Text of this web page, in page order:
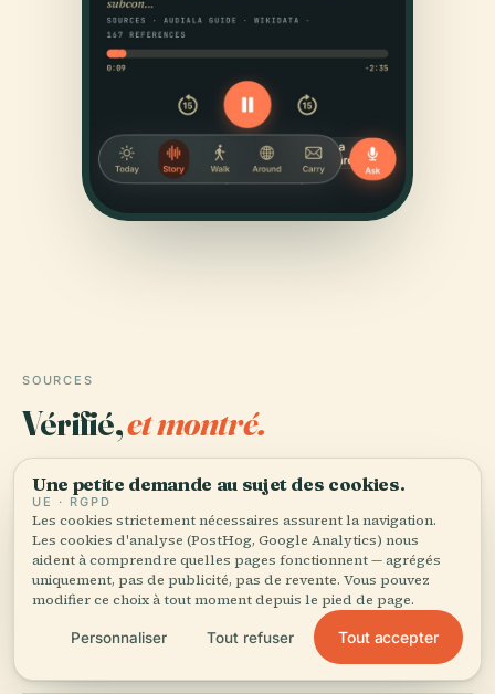
SOURCES
Vérifié,et montré.
Recherché et rédigé par l'équipe éditoriale d'Audiala à
partir d'archives historiques, d'archives architecturales
et de connaissances locales.
Dernière révision : April 2026
Kompas Article on Kedukan Bukit Inscription, 2021,
Une petite demande au sujet des cookies.
UE · RGPD
Les cookies strictement nécessaires assurent la navigation.
Les cookies d'analyse (PostHog, Google Analytics) nous
aident à comprendre quelles pages fonctionnent — agrégés
uniquement, pas de publicité, pas de revente. Vous pouvez
modifier ce choix à tout moment depuis le pied de page.
Personnaliser Tout refuser Tout accepter